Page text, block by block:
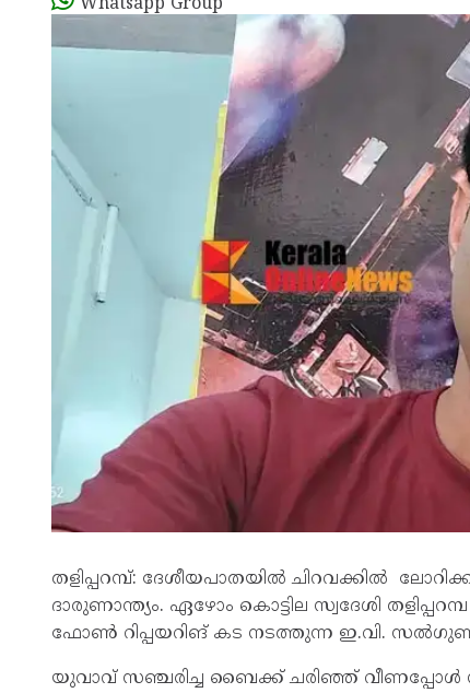
Whatsapp Group
തളിപ്പറമ്പ്: ദേശീയപാതയിൽ ചിറവക്കിൽ
ദാരുണാന്ത്യം. ഏഴോം കൊട്ടില സ്വദേശി
ഫോൺ റിപ്പയറിങ് കട നടത്തുന്ന ഇ.വി.
യുവാവ് സഞ്ചരിച്ച ബൈക്ക് ചരിഞ്ഞ്